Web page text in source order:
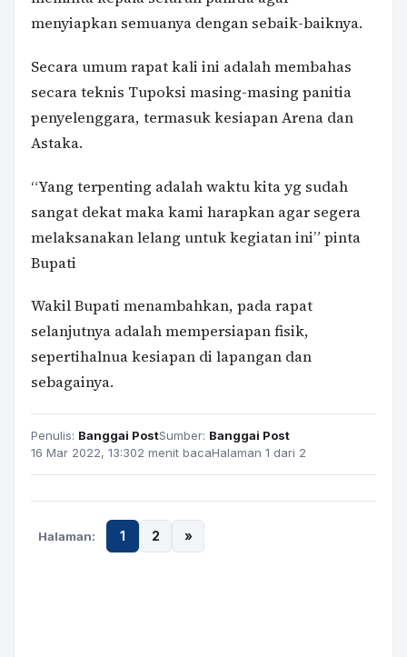
menyiapkan semuanya dengan sebaik-baiknya.
Secara umum rapat kali ini adalah membahas
secara teknis Tupoksi masing-masing panitia
penyelenggara, termasuk kesiapan Arena dan
Astaka.
“Yang terpenting adalah waktu kita yg sudah
sangat dekat maka kami harapkan agar segera
melaksanakan lelang untuk kegiatan ini” pinta
Bupati
Wakil Bupati menambahkan, pada rapat
selanjutnya adalah mempersiapan fisik,
sepertihalnua kesiapan di lapangan dan
sebagainya.
Penulis: Banggai PostSumber: Banggai Post
16 Mar 2022, 13:302 menit bacaHalaman 1 dari 2
Halaman: 1 2 »